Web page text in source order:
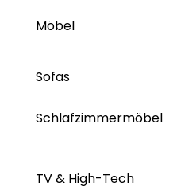
Möbel
Sofas
Schlafzimmermöbel
TV & High-Tech